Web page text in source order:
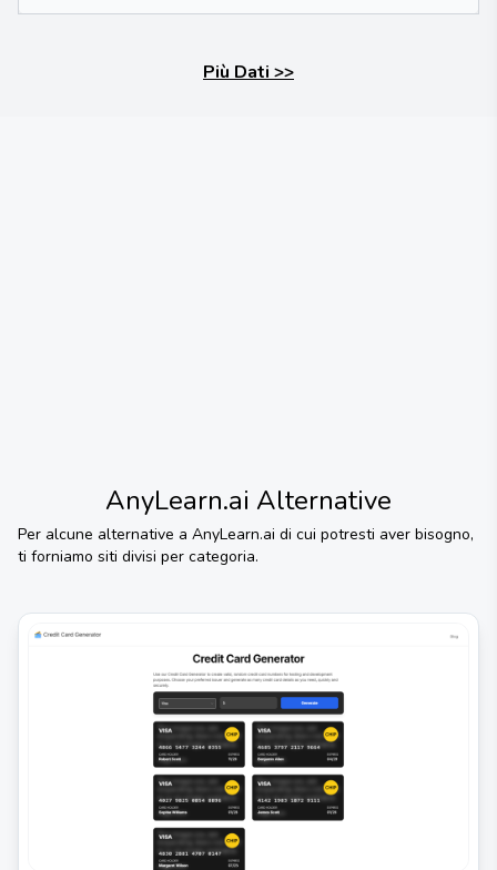
Più Dati >>
AnyLearn.ai Alternative
Per alcune alternative a AnyLearn.ai di cui potresti aver bisogno,
ti forniamo siti divisi per categoria.